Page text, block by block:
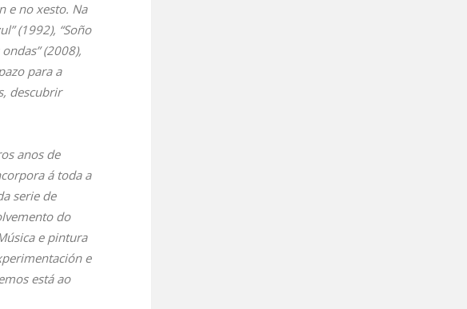
e no xesto. Na
(1992), “Soño
(2008),
para a
descubrir
anos de
á toda a
serie de
do
e pintura
e
está ao